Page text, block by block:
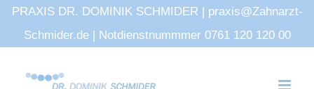
PRAXIS DR. DOMINIK SCHMIDER | praxis@Zahnarzt-
Schmider.de | Notdienstnummmer 0761 120 120 00
Inhalt